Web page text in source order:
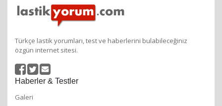
Türkçe lastik yorumları, test ve haberlerini bulabileceğiniz
özgün internet sitesi.
Haberler & Testler
Galeri